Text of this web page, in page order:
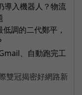
導入機器人？物流
調的二代鄭平，
、自動跑完工
雙冠揭密好網路新